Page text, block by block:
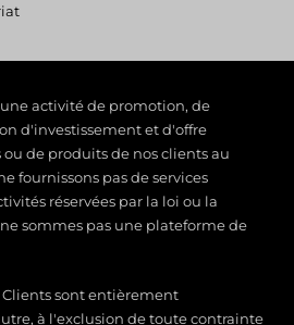
activité de promotion, de
d'investissement et d'offre
de produits de nos clients au
fournissons pas de services
réservées par la loi ou la
sommes pas une plateforme de
Clients sont entièrement
à l'exclusion de toute contrainte